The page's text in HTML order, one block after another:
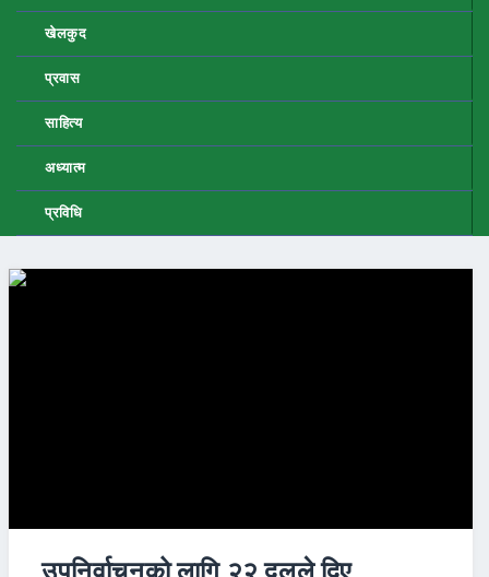
खेलकुद
प्रवास
साहित्य
अध्यात्म
प्रविधि
उपनिर्वाचनको लागि २२ दलले दिए